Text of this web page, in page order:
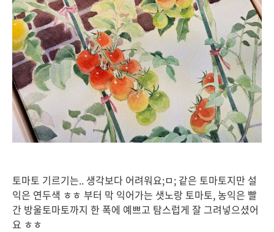
토마토 기르기는.. 생각보다 어려워요;ㅁ; 같은 토마토지만 설
익은 연두색 ㅎㅎ 부터 막 익어가는 샛노랑 토마토, 농익은 빨
간 방울토마토까지 한 폭에 예쁘고 탐스럽게 잘 그려넣으셨어
요 ㅎㅎ